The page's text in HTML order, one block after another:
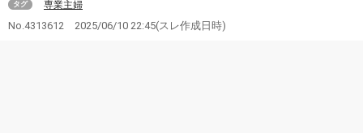
タグ 専業主婦
No.4313612 2025/06/10 22:45(スレ作成日時)